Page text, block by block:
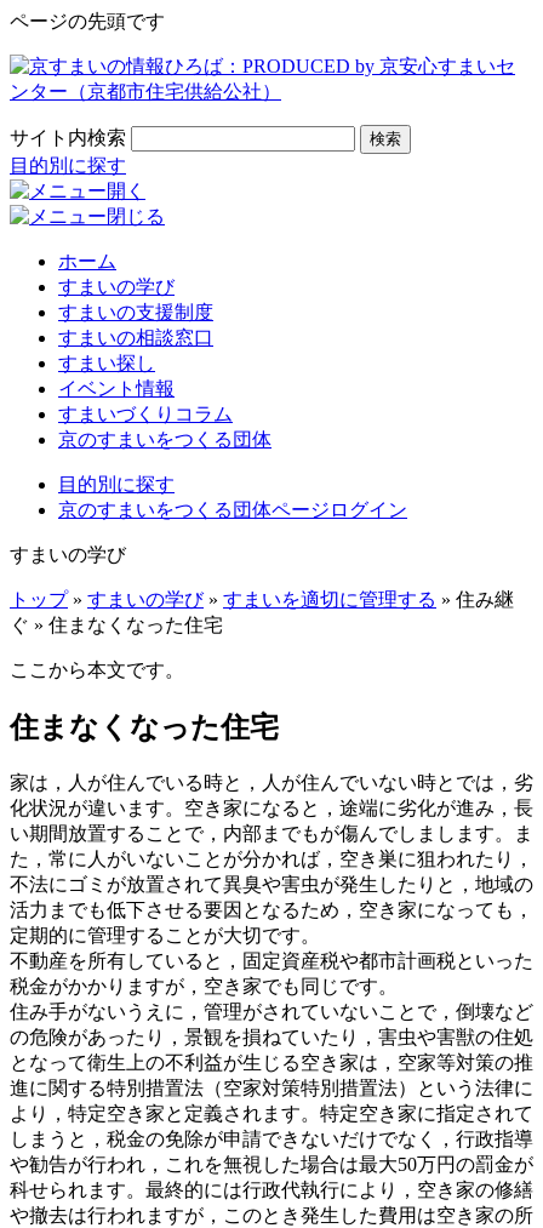
ページの先頭です
サイト内検索 検索
目的別に探す
ホーム
すまいの学び
すまいの支援制度
すまいの相談窓口
すまい探し
イベント情報
すまいづくりコラム
京のすまいをつくる団体
目的別に探す
京のすまいをつくる団体ページログイン
すまいの学び
トップ» すまいの学び» すまいを適切に管理する » 住み継
ぐ » 住まなくなった住宅
ここから本文です。
住まなくなった住宅
家は，人が住んでいる時と，人が住んでいない時とでは，劣
化状況が違います。空き家になると，途端に劣化が進み，長
い期間放置することで，内部までもが傷んでしまします。ま
た，常に人がいないことが分かれば，空き巣に狙われたり，
不法にゴミが放置されて異臭や害虫が発生したりと，地域の
活力までも低下させる要因となるため，空き家になっても，
定期的に管理することが大切です。
不動産を所有していると，固定資産税や都市計画税といった
税金がかかりますが，空き家でも同じです。
住み手がないうえに，管理がされていないことで，倒壊など
の危険があったり，景観を損ねていたり，害虫や害獣の住処
となって衛生上の不利益が生じる空き家は，空家等対策の推
進に関する特別措置法（空家対策特別措置法）という法律に
より，特定空き家と定義されます。特定空き家に指定されて
しまうと，税金の免除が申請できないだけでなく，行政指導
や勧告が行われ，これを無視した場合は最大50万円の罰金が
科せられます。最終的には行政代執行により，空き家の修繕
や撤去は行われますが，このとき発生した費用は空き家の所